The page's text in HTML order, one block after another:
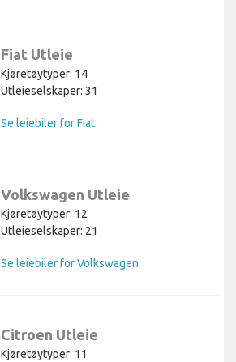
Fiat Utleie
Kjøretøytyper: 14
Utleieselskaper: 31
Se leiebiler for Fiat
Volkswagen Utleie
Kjøretøytyper: 12
Utleieselskaper: 21
Se leiebiler for Volkswagen
Citroen Utleie
Kjøretøytyper: 11